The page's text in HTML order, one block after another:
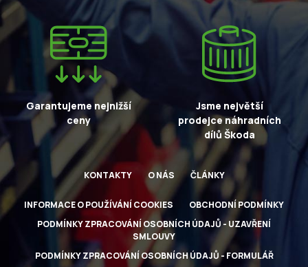
Garantujeme nejnižší
ceny
Jsme největší
prodejce náhradních
dílů Škoda
KONTAKTY O NÁS ČLÁNKY
INFORMACE O POUŽÍVÁNÍ COOKIES
OBCHODNÍ PODMÍNKY
PODMÍNKY ZPRACOVÁNÍ OSOBNÍCH ÚDAJŮ - UZAVŘENÍ
SMLOUVY
PODMÍNKY ZPRACOVÁNÍ OSOBNÍCH ÚDAJŮ - FORMULÁŘ